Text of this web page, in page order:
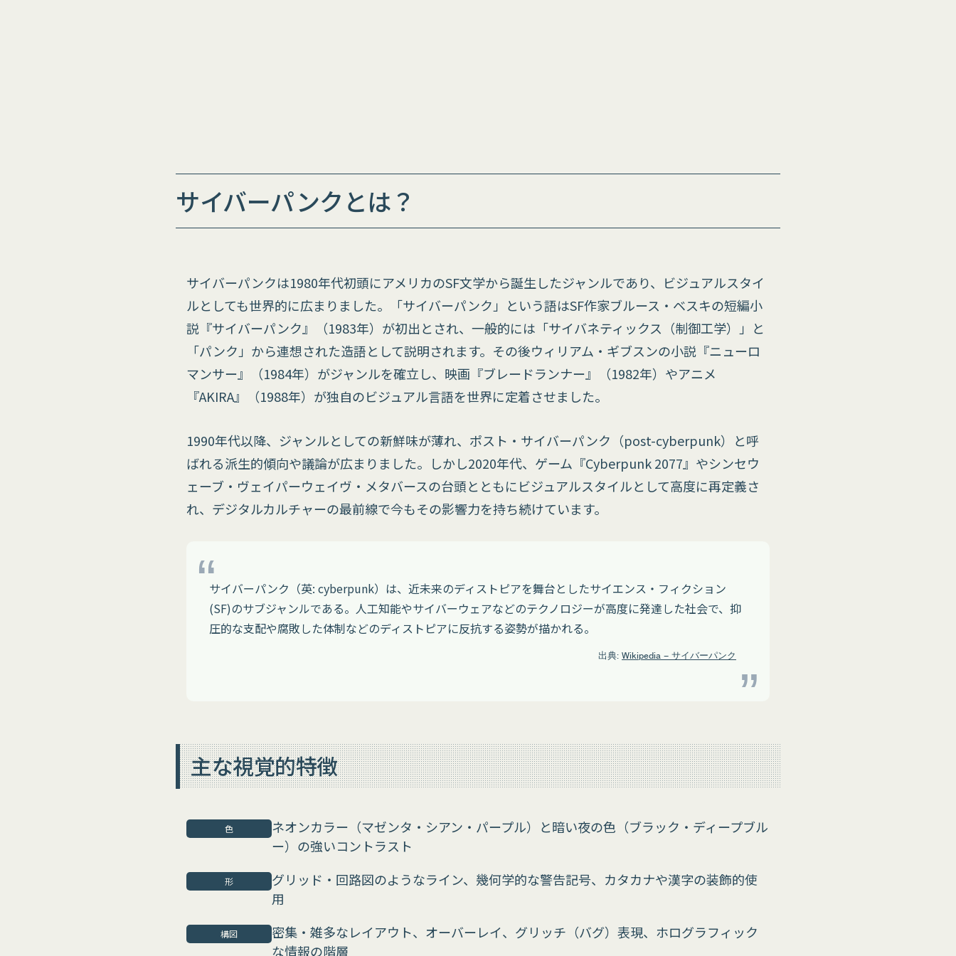
サイバーパンクとは？
サイバーパンクは1980年代初頭にアメリカのSF文学から誕生したジャンルであり、ビジュアルスタイ
ルとしても世界的に広まりました。「サイバーパンク」という語はSF作家ブルース・ベスキの短編小
説『サイバーパンク』（1983年）が初出とされ、一般的には「サイバネティックス（制御工学）」と
「パンク」から連想された造語として説明されます。その後ウィリアム・ギブスンの小説『ニューロ
マンサー』（1984年）がジャンルを確立し、映画『ブレードランナー』（1982年）やアニメ
『AKIRA』（1988年）が独自のビジュアル言語を世界に定着させました。
1990年代以降、ジャンルとしての新鮮味が薄れ、ポスト・サイバーパンク（post-cyberpunk）と呼
ばれる派生的傾向や議論が広まりました。しかし2020年代、ゲーム『Cyberpunk 2077』やシンセウ
ェーブ・ヴェイパーウェイヴ・メタバースの台頭とともにビジュアルスタイルとして高度に再定義さ
れ、デジタルカルチャーの最前線で今もその影響力を持ち続けています。
サイバーパンク（英: cyberpunk）は、近未来のディストピアを舞台としたサイエンス・フィクション
(SF)のサブジャンルである。人工知能やサイバーウェアなどのテクノロジーが高度に発達した社会で、抑
圧的な支配や腐敗した体制などのディストピアに反抗する姿勢が描かれる。
出典: Wikipedia – サイバーパンク
主な視覚的特徴
色
ネオンカラー（マゼンタ・シアン・パープル）と暗い夜の色（ブラック・ディープブル
ー）の強いコントラスト
形
グリッド・回路図のようなライン、幾何学的な警告記号、カタカナや漢字の装飾的使
用
構図
密集・雑多なレイアウト、オーバーレイ、グリッチ（バグ）表現、ホログラフィック
な情報の階層